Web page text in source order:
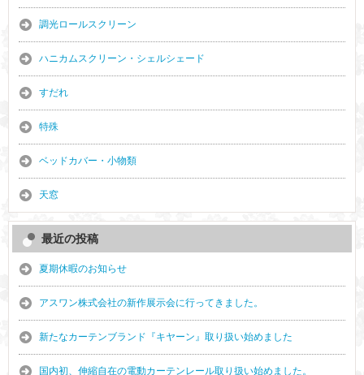
調光ロールスクリーン
ハニカムスクリーン・シェルシェード
すだれ
特殊
ベッドカバー・小物類
天窓
最近の投稿
夏期休暇のお知らせ
アスワン株式会社の新作展示会に行ってきました。
新たなカーテンブランド『キヤーン』取り扱い始めました
国内初、伸縮自在の電動カーテンレール取り扱い始めました。